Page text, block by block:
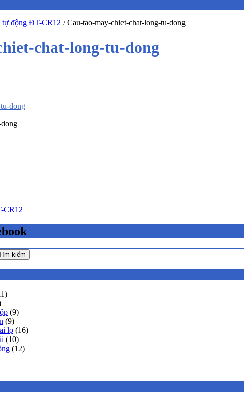
tự động ĐT-CR12 /Cau-tao-may-chiet-chat-long-tu-dong
chat-long-tu-dong
CR12
kiếm
(9)
(9)
lọ (16)
(10)
(12)